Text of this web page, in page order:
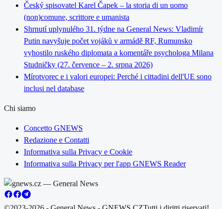
Český spisovatel Karel Čapek – la storia di un uomo
(non)comune, scrittore e umanista
Shrnutí uplynulého 31. týdne na General News: Vladimír
Putin navyšuje počet vojáků v armádě RF, Rumunsko
vyhostilo ruského diplomata a komentáře psychologa Milana
Studničky (27. července – 2. srpna 2026)
Mírotvorec e i valori europei: Perché i cittadini dell'UE sono
inclusi nel database
Chi siamo
Concetto GNEWS
Redazione e Contatti
Informativa sulla Privacy e Cookie
Informativa sulla Privacy per l'app GNEWS Reader